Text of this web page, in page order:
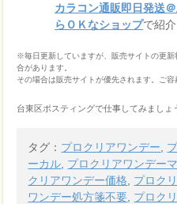
カラコン通販即日発送
らＯＫなショップで紹介
※毎日更新していますが、販売サイトの更
合があります。
その場合は販売サイトが優先されます。ご容
台東区ポスティングで仕事してみましょ
タグ： プロクリアワンデー
ーカル プロクリアワンデー
クリアワンデー価格
プロク
ワンデー処方箋不要 プロク